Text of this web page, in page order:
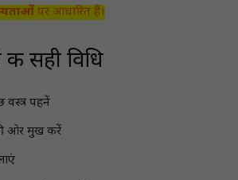
पर आधारित हैं।
सही विधि
वस्त्र पहनें
की ओर मुख करें